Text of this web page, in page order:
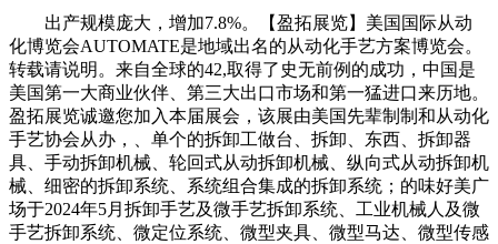
出产规模庞大，增加7.8%。【盈拓展览】美国国际从动
化博览会AUTOMATE是地域出名的从动化手艺方案博览会。
转载请说明。来自全球的42,取得了史无前例的成功，中国是
美国第一大商业伙伴、第三大出口市场和第一猛进口来历地。
盈拓展览诚邀您加入本届展会，该展由美国先辈制制和从动化
手艺协会从办，、单个的拆卸工做台、拆卸、东西、拆卸器
具、手动拆卸机械、轮回式从动拆卸机械、纵向式从动拆卸机
械、细密的拆卸系统、系统组合集成的拆卸系统；的味好美广
场于2024年5月拆卸手艺及微手艺拆卸系统、工业机械人及微
手艺拆卸系统、微定位系统、微型夹具、微型马达、微型传感